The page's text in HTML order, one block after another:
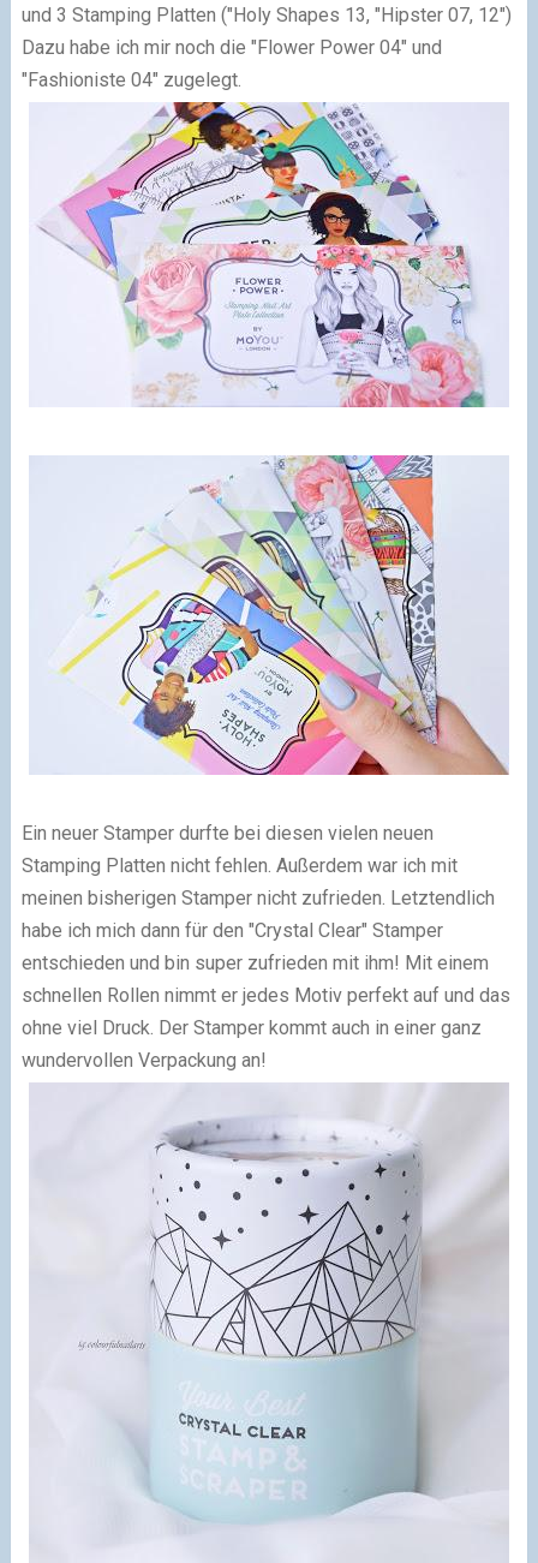
und 3 Stamping P atten ("Holy Shapes 13, "Hipster 07, 12")
Dazu habe ich mir noch die "Flower Power 04" und
" Fashioniste 04" zugelegt.
Ein neuer Stamper durfte bei diesen vielen neuen
Stamping Platten nicht fehlen. Außerdem war ich mit
meinen bisherigen Stamper nicht zufrieden. Letztendlich
habe ich mich dann für den "Crystal Clear" Stamper
entschieden und bin super zufrieden mit ihm! Mit einem
schnellen Rollen nimmt er jedes Motiv perfekt auf und das
ohne viel Druck. Der Stamper kommt auch in einer ganz
wundervollen Verpackung an!